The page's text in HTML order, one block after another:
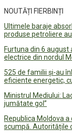
NOUTĂȚI FIERBINȚI
Ultimele baraje
produse petroliere
Furtuna din 6
electrice din nordul
525 de familii și-au
eficiente energetic,
Ministrul Mediului:
jumătate gol”
Republica Moldova
scumpă. Autoritățile